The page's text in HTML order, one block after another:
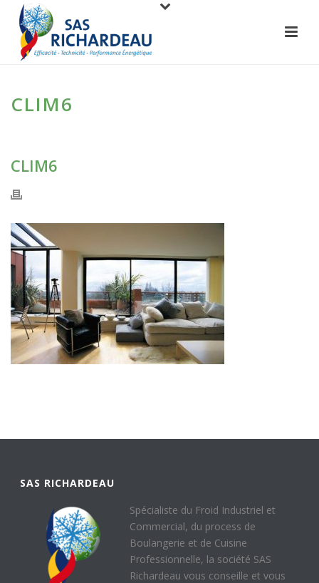
CLIM6
CLIM6
SAS RICHARDEAU
Spécialiste du Froid Industriel et
Commercial, du process de
Boulangerie et de Cuisine
Professionnelle, la société SAS
Richardeau vous conseille et vous